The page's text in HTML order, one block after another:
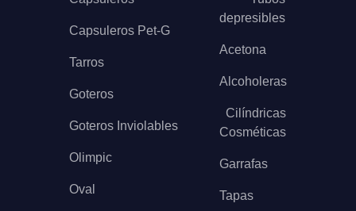
Capsuleros Pet-G
Tarros
Goteros
Goteros Inviolables
Olimpic
Oval
depresibles
Acetona
Alcoholeras
Cilíndricas
Cosméticas
Garrafas
Tapas